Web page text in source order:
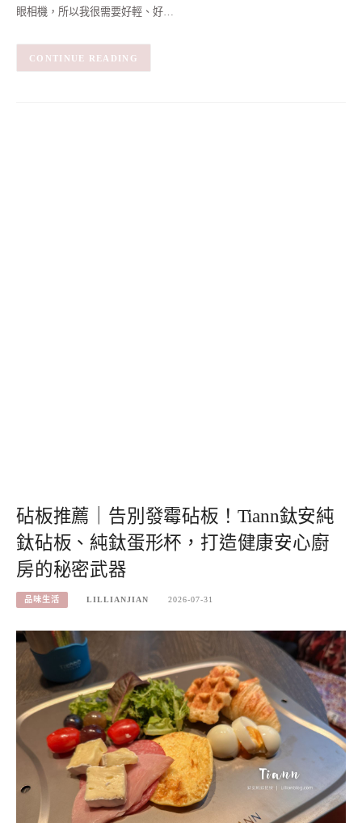
眼相機，所以我很需要好輕、好…
CONTINUE READING
砧板推薦｜告別發霉砧板！Tiann鈦安純
鈦砧板、純鈦蛋形杯，打造健康安心廚
房的秘密武器
品味生活 LILLIANJIAN 2026-07-31